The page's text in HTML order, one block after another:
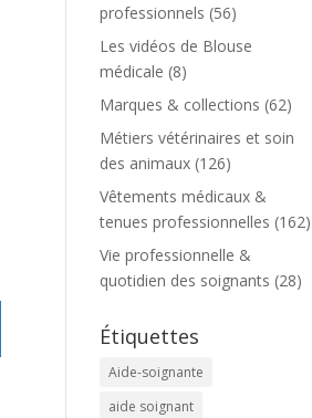
professionnels (56)
Les vidéos de Blouse
médicale (8)
Marques & collections (62)
Métiers vétérinaires et soin
des animaux (126)
Vêtements médicaux &
tenues professionnelles (162)
Vie professionnelle &
quotidien des soignants (28)
Étiquettes
Aide-soignante
aide soignant